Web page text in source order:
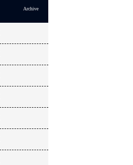
Archive